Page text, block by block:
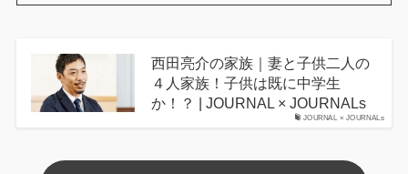
JOURNAL × JOURNALs
西田亮介の家族｜妻と子供二人の
４人家族！子供は既に中学生
か！？ | JOURNAL × JOURNALs